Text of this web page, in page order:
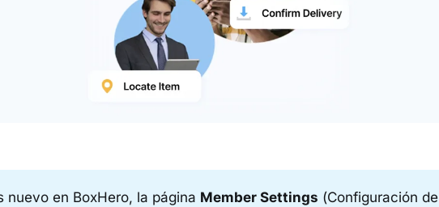
nuevo en BoxHero, la página Member Settings (Configuración de